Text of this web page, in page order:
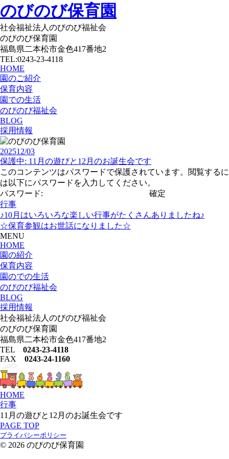
のびのび保育園
社会福祉法人のびのび福祉会
のびのび保育園
福島県二本松市金色417番地2
TEL:0243-23-4118
HOME
園のご紹介
保育内容
園での生活
のびのび福祉会
BLOG
採用情報
202512/03
保護中: 11月の遊びと12月のお誕生会です
このコンテンツはパスワードで保護されています。閲覧するに
は以下にパスワードを入力してください。
パスワード:
行事
♪10月はいろいろな楽しい行事がたくさんありましたね♪
☆保育参観はお世話になりました☆
MENU
HOME
園の紹介
保育内容
園のでの生活
のびのび福祉会
BLOG
採用情報
社会福祉法人のびのび福祉会
のびのび保育園
福島県二本松市金色417番地2
TEL 0243-23-4118
FAX 0243-24-1160
HOME
行事
11月の遊びと12月のお誕生会です
PAGE TOP
プライバシーポリシー
© 2026 のびのび保育園